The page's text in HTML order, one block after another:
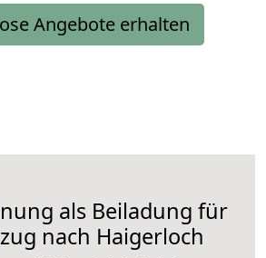
Angebote erhalten
als Beiladung für
nach Haigerloch